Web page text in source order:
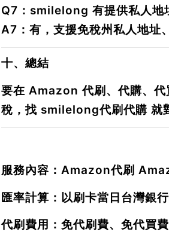
Q7：smilelong 有提供私人地
A7：有，支援免稅州私人地址
十、總結
要在 Amazon 代刷、代購、代
稅 ，找 smilelong代刷代購就
服務內容： Amazon代刷
匯率計算：以刷卡當日台灣銀
代刷費用：免代刷費、免代買